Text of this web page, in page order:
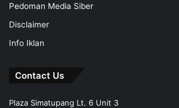
Pedoman Media Siber
Disclaimer
Info Iklan
Contact Us
Plaza Simatupang Lt. 6 Unit 3